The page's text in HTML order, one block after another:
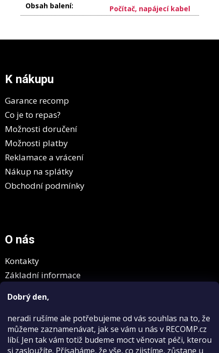
Dobrý den,
neradi rušíme ale potřebujeme od vás souhlas na to, že
můžeme zaznamenávat, jak se vám u nás v RECOMP.cz
líbí. Jen tak vám totiž budeme moct věnovat péči, kterou
si zasloužíte. Přísaháme, že vše, co zjistíme, zůstane u
Obsah balení: Počítač, napájecí kabel
K nákupu
Garance recomp
Co je to repas?
Možnosti doručení
Možnosti platby
Reklamace a vrácení
Nákup na splátky
Obchodní podmínky
O nás
Kontakty
Základní informace